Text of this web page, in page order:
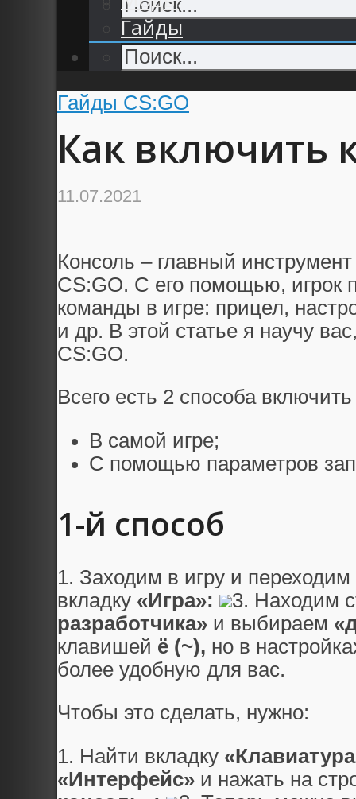
Гайды
Гайды CS:GO
Как включить
11.07.2021
Консоль – главный
CS:GO. C его помощью, игрок
команды в игре: прицел,
и др. В этой статье я научу
CS:GO.
Всего есть 2 способа включить
В самой игре;
С помощью параметров
1-й способ
1. Заходим в игру и переходим
вкладку «Игра»: 3. Находим
разработчика» и выбираем
клавишей ё (~), но в
более удобную для вас.
Чтобы это сделать, нужно:
1. Найти вкладку
«Интерфейс» и нажать на